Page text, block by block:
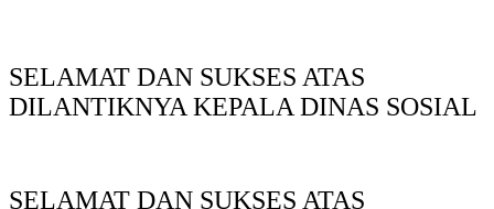
SELAMAT DAN SUKSES ATAS
DILANTIKNYA KEPALA DINAS SOSIAL
SELAMAT DAN SUKSES ATAS